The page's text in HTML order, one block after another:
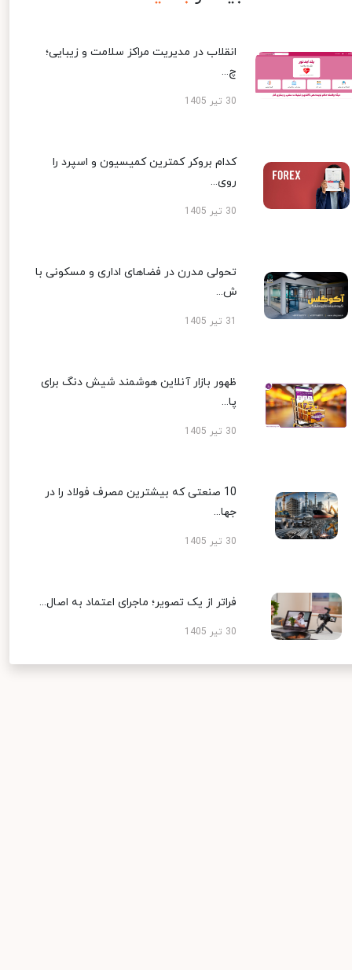
انقلاب در مدیریت مراکز سلامت و زیبایی؛
چ...
30 تیر 1405
کدام بروکر کمترین کمیسیون و اسپرد را
روی...
30 تیر 1405
تحولی مدرن در فضاهای اداری و مسکونی با
ش...
ظهور بازار آنلاین هوشمند شیش دنگ برای
پا...
30 تیر 1405
10 صنعتی که بیشترین مصرف فولاد را در
جها...
30 تیر 1405
فراتر از یک تصویر؛ ماجرای اعتماد به اصال...
30 تیر 1405